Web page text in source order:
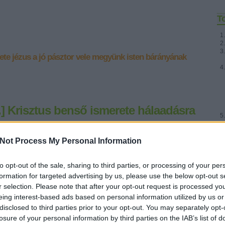
Process My Personal Information
opt-out of the sale, sharing to third parties, or processing of your
for targeted advertising by us, please use the below opt-out
selection. Please note that after your opt-out request is processed
interest-based ads based on personal information utilized by us
to third parties prior to your opt-out. You may separately
of your personal information by third parties on the IAB’s list of
jézus a jó pásztor vele megyünk isten bárányának
Krisztus benső ismerete hálaadásra
*** http://www.garainyh.hu/utmutato- Péntek [2010.03.26.]
Zsolt 13,6b2Kor 2,14 Éneklek az ÚRnak, mert jót tett…